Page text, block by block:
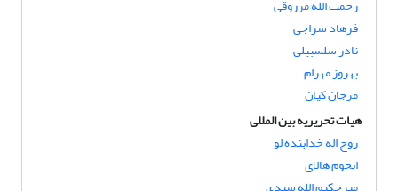
رحمت الله مرزوقی
فرهاد سراجی
نادر سلسبیلی
بهروز مهرام
مرجان کیان
هیات تحریریه بین المللی
روح اله خدابنده لو
انجوم هالای